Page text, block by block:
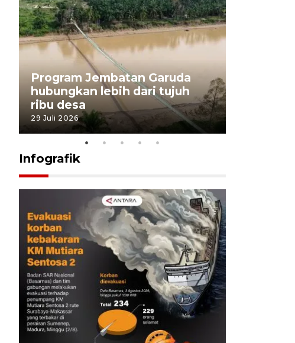
Program Jembatan Garuda
hubungkan lebih dari tujuh
ribu desa
29 Juli 2026
Infografik